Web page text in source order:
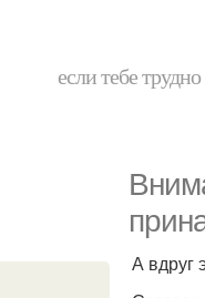
если тебе
А вдруг